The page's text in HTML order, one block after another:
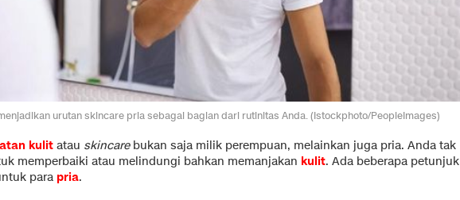
urutan skincare pria sebagai bagian dari rutinitas Anda. (Istockphoto/PeopleImages)
kulit atau skincarebukan saja milik perempuan, melainkan juga pria. Anda tak
memperbaiki atau melindungi bahkan memanjakan kulit. Ada beberapa petunjuk
para pria.